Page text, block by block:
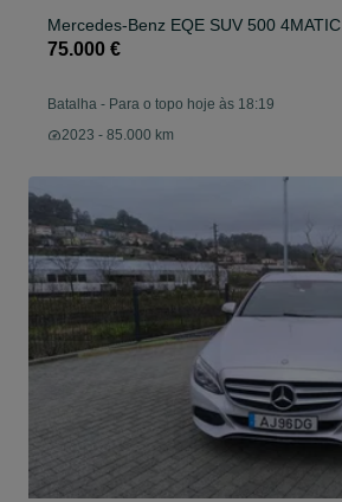
Mercedes-Benz EQE SUV 500 4MATIC
75.000 €
Batalha - Para o topo hoje às 18:19
2023 - 85.000 km